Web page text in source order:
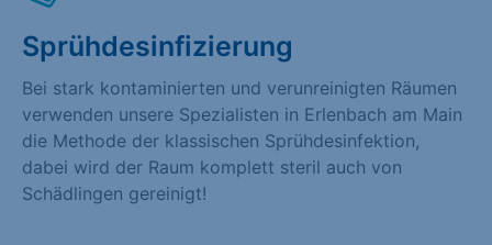
Sprühdesinfizierung
Bei stark kontaminierten und verunreinigten Räumen
verwenden unsere Spezialisten in Erlenbach am Main
die Methode der klassischen Sprühdesinfektion,
dabei wird der Raum komplett steril auch von
Schädlingen gereinigt!